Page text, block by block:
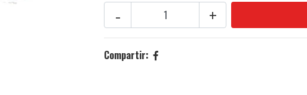
+
-
Compartir: